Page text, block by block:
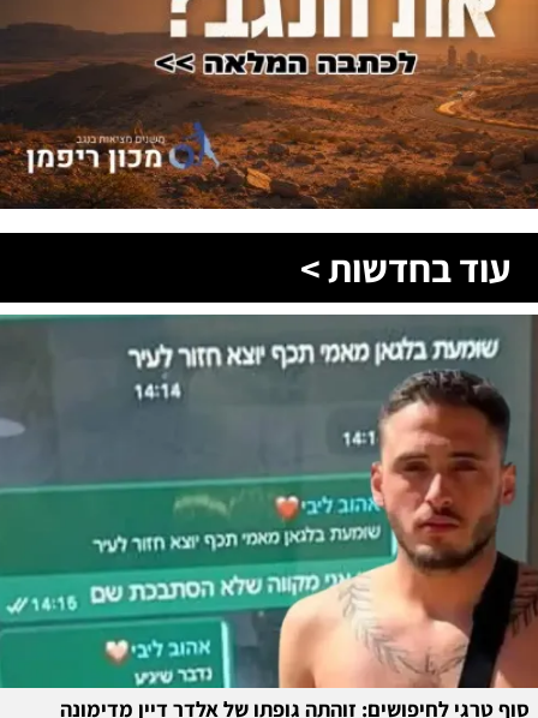
עוד בחדשות >
סוף טרגי לחיפושים: זוהתה גופתו של אלדר דיין מדימונה